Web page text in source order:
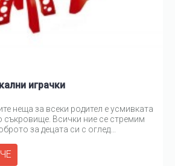
играчки
неща за всеки родител е усмивката
съкровище. Всички ние се стремим
за децата си с оглед...